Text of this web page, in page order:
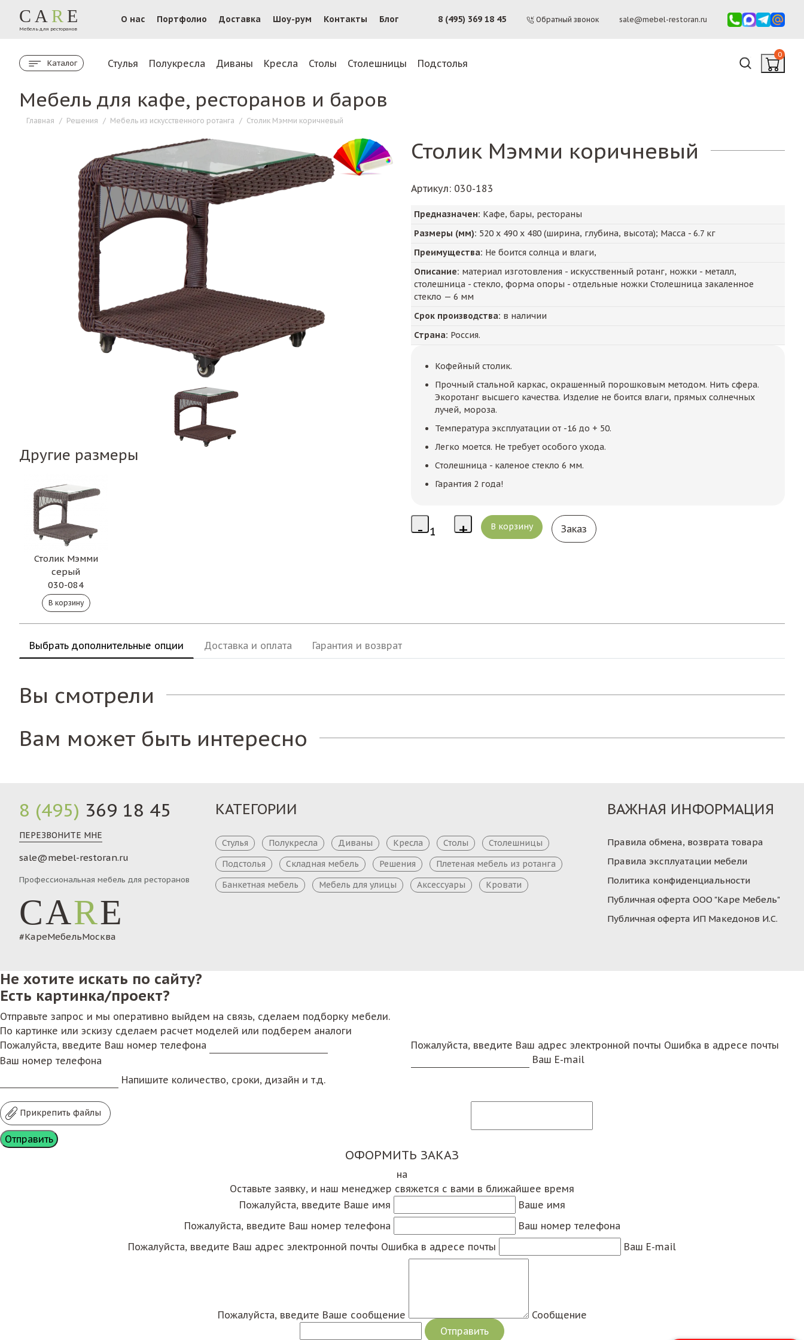
CA R E
Мебель для ресторанов
О нас Портфолио Доставка Шоу-рум Контакты Блог 8 (495) 369 18 45 Обратный звонок sale@mebel-restoran.ru
Каталог Стулья Полукресла Диваны Кресла Столы Столешницы Подстолья
0
Мебель для кафе, ресторанов и баров
Главная / Решения / Мебель из искусственного ротанга / Столик Мэмми коричневый
Другие размеры
Столик Мэмми
серый
030-084
Столик Мэмми коричневый
Артикул: 030-183
Предназначен: Кафе, бары, рестораны
Размеры (мм): 520 х 490 х 480 (ширина, глубина, высота); Масса - 6.7 кг
Преимущества: Не боится солнца и влаги,
Описание: материал изготовления - искусственный ротанг, ножки - металл,
столешница - стекло, форма опоры - отдельные ножки Столешница закаленное
стекло — 6 мм
Срок производства: в наличии
Страна: Россия.
Кофейный столик.
Прочный стальной каркас, окрашенный порошковым методом. Нить сфера.
Экоротанг высшего качества. Изделие не боится влаги, прямых солнечных
лучей, мороза.
Температура эксплуатации от -16 до + 50.
Легко моется. Не требует особого ухода.
Столешница - каленое стекло 6 мм.
Гарантия 2 года!
Заказ
Выбрать дополнительные опции Доставка и оплата Гарантия и возврат
Вы смотрели
Вам может быть интересно
8 (495) 369 18 45
ПЕРЕЗВОНИТЕ МНЕ
sale@mebel-restoran.ru
Профессиональная мебель для ресторанов
CARE
#КареМебельМосква
КАТЕГОРИИ
Стулья Полукресла Диваны Кресла Столы
Столешницы
Подстолья
Складная мебель Решения
Плетеная мебель из ротанга
Банкетная мебель
Мебель для улицы Аксессуары Кровати
ВАЖНАЯ ИНФОРМАЦИЯ
Правила обмена, возврата товара
Правила эксплуатации мебели
Политика конфиденциальности
Публичная оферта ООО "Каре Мебель"
Публичная оферта ИП Македонов И.С.
Не хотите искать по сайту?
Есть картинка/проект?
Отправьте запрос и мы оперативно выйдем на связь, сделаем подборку мебели.
По картинке или эскизу сделаем расчет моделей или подберем аналоги
Пожалуйста, введите Ваш номер телефона
Ваш номер телефона
Пожалуйста, введите Ваш адрес электронной почты Ошибка в адресе почты
Ваш E-mail
Напишите количество, сроки, дизайн и т.д.
Прикрепить файлы
ОФОРМИТЬ ЗАКАЗ
на
Оставьте заявку, и наш менеджер свяжется с вами в ближайшее время
Пожалуйста, введите Ваше имя
Ваше имя
Пожалуйста, введите Ваш номер телефона
Ваш номер телефона
Пожалуйста, введите Ваш адрес электронной почты Ошибка в адресе почты Ваш E-mail
Пожалуйста, введите Ваше сообщение Сообщение